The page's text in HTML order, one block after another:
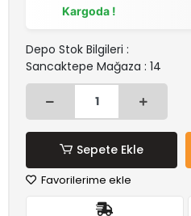
Kargoda !
Depo Stok Bilgileri :
Sancaktepe Mağaza : 14
Sepete Ekle
Favorilerime ekle